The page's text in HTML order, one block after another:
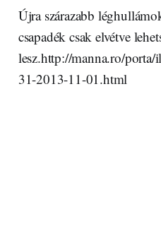
Újra szárazabb
csapadék csak elvétve
lesz.http://manna.ro/
31-2013-11-01.html